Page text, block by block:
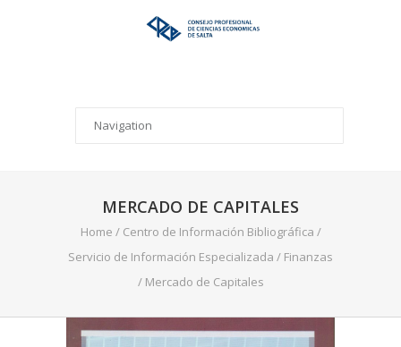
MERCADO DE CAPITALES
Home / Centro de Información Bibliográfica /
Servicio de Información Especializada / Finanzas
/ Mercado de Capitales